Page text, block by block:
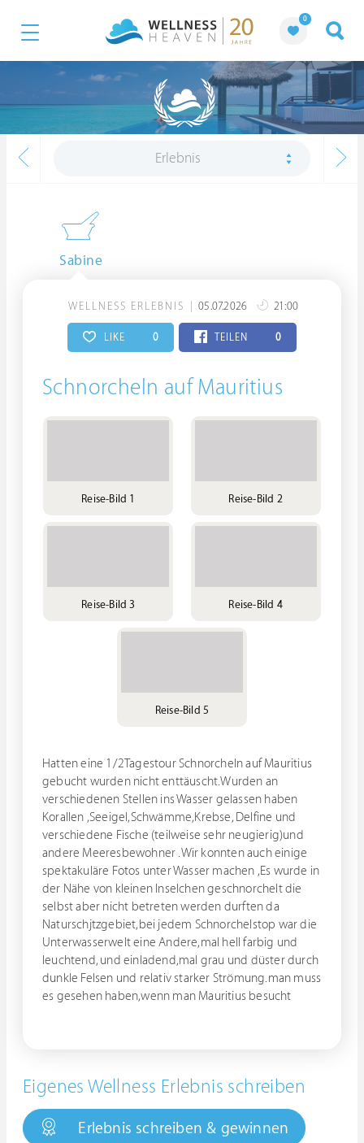
0
Erlebnis
Sabine
WELLNESS ERLEBNIS 05.07.2026 21:00
LIKE 0 TEILEN 0
Schnorcheln auf Mauritius
Reise-Bild 1 Reise-Bild 2
Reise-Bild 3 Reise-Bild 4
Reise-Bild 5
Hatten eine 1/2Tagestour Schnorcheln auf Mauritius
gebucht wurden nicht enttäuscht.Wurden an
verschiedenen Stellen ins Wasser gelassen haben
Korallen ,Seeigel,Schwämme,Krebse, Delfine und
verschiedene Fische (teilweise sehr neugierig)und
andere Meeresbewohner .Wir konnten auch einige
spektakuläre Fotos unter Wasser machen ,Es wurde in
der Nähe von kleinen Inselchen geschnorchelt die
selbst aber nicht betreten werden durften da
Naturschjtzgebiet,bei jedem Schnorchelstop war die
Unterwasserwelt eine Andere,mal hell farbig und
leuchtend, und einladend,mal grau und düster durch
dunkle Felsen und relativ starker Strömung.man muss
es gesehen haben,wenn man Mauritius besucht
Eigenes Wellness Erlebnis schreiben
Erlebnis schreiben & gewinnen